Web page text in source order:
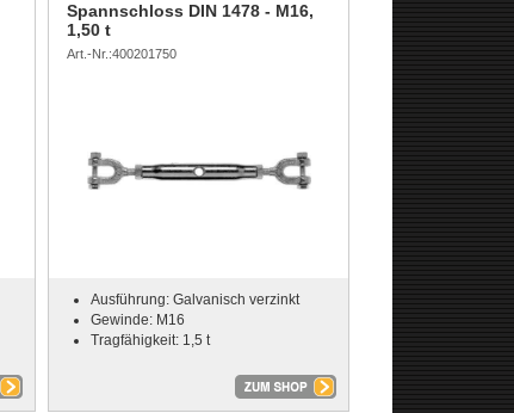
Spannschloss DIN 1478 - M16,
1,50 t
Art.-Nr.:400201750
Ausführung: Galvanisch verzinkt
Gewinde: M16
Tragfähigkeit: 1,5 t